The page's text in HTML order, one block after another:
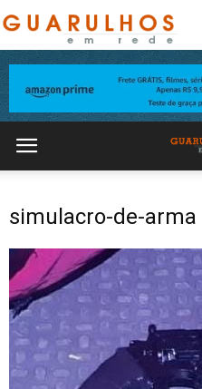
simulacro-de-arma